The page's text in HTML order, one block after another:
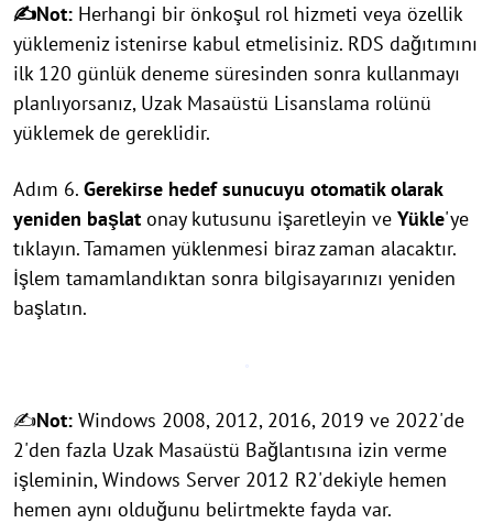
✍Not: Herhangi bir önkoşul rol hizmeti veya özellik
yüklemeniz istenirse kabul etmelisiniz. RDS dağıtımını
ilk 120 günlük deneme süresinden sonra kullanmayı
planlıyorsanız, Uzak Masaüstü Lisanslama rolünü
yüklemek de gereklidir.
Adım 6. Gerekirse hedef sunucuyu otomatik olarak
yeniden başlat onay kutusunu işaretleyin ve Yükle'ye
tıklayın. Tamamen yüklenmesi biraz zaman alacaktır.
İşlem tamamlandıktan sonra bilgisayarınızı yeniden
başlatın.
✍Not: Windows 2008, 2012, 2016, 2019 ve 2022'de
2'den fazla Uzak Masaüstü Bağlantısına izin verme
işleminin, Windows Server 2012 R2'dekiyle hemen
hemen aynı olduğunu belirtmekte fayda var.